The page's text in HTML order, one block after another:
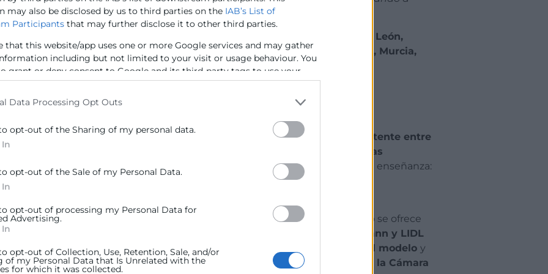
may also be disclosed by us to third parties on the IAB’s List of
Participants that may further disclose it to other third parties.
that this website/app uses one or more Google services and may gather
including but not limited to your visit or usage behaviour. You
grant or deny consent to Google and its third-party tags to use your
specified purposes in below Google consent section.
Data Processing Opt Outs
opt-out of the Sharing of my personal data.
opt-out of the Sale of my Personal Data.
opt-out of processing my Personal Data for
Advertising.
opt-out of Collection, Use, Retention, Sale, and/or
of my Personal Data that Is Unrelated with the
for which it was collected.
”.
Autónomas y cuenta ya con la participación de las Cámaras de
Valladolid, León,
Campo de Gibraltar, Cáceres, A Coruña, Tarragona, Sevilla, Madrid, Murcia,
a la hora de incorporarse al mercado laboral: por un lado, la brecha existente entre
por otro, la escasez de demanda de determinados grados impide a las
ambos problemas, se puso en marcha en 2012 un nuevo modelo de enseñanza:
su formación en la empresa y que cuenta con
una inserción laboral del
estudiantes escoge este modelo, bien porque no lo conocen o porque no se ofrece
la formación práctica. Conscientes de ello, la
Fundación Bertelsmann y LIDL
estudiantes de FP Dual que se convirtiesen en embajadores del modelo y
otros chicos a realizar estos estudios. Al proyecto se unió posteriormente la Cámara